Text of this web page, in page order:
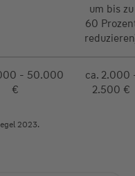
um bis zu
60
- 50.000
€
ca. 2.000
2.500 €
2023.